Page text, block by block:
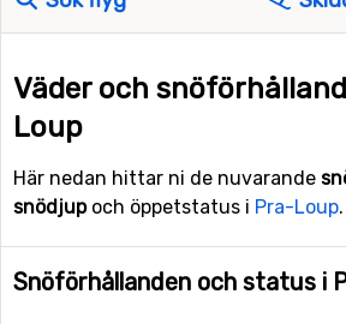
Väder och
Loup
Här nedan hittar ni de nuvarande
snödjupoch öppetstatus i Pra-Loup.
Snöförhållanden och status i